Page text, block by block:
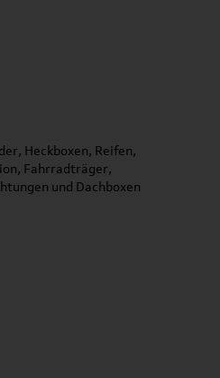
Heckboxen, Reifen,
Fahrradträger,
und Dachboxen